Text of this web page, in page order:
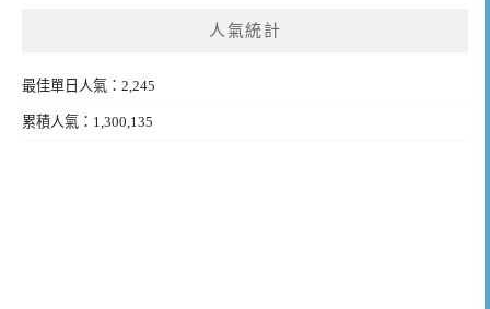
人氣統計
最佳單日人氣：2,245
累積人氣：1,300,135